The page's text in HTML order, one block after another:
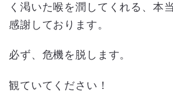
く渇いた喉を潤してくれる、本
感謝しております。
必ず、危機を脱します。
観ていてください！